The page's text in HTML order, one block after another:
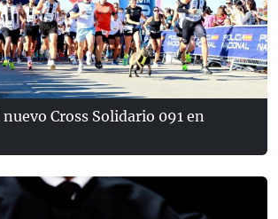
Cross Solidario 091 en